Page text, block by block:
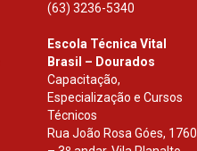
(63) 3236-5340
Escola Técnica Vital
Brasil – Dourados
Capacitação,
Especialização e Cursos
Técnicos
Rua João Rosa Góes, 1760